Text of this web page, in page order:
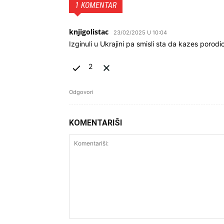
1 KOMENTAR
knjigolistac 23/02/2025 U 10:04
Izginuli u Ukrajini pa smisli sta da kazes
2
Odgovori
KOMENTARIŠI